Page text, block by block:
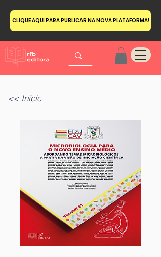
CLIQUE AQUI PARA PUBLICAR NA NOVA PLATAFORMA!
<< Início